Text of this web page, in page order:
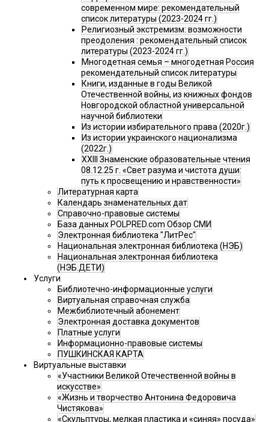
современном мире: рекомендательный
список литературы (2023-2024 гг.)
Религиозный экстремизм: возможности
преодоления : рекомендательный список
литературы (2023-2024 гг.)
Многодетная семья – многодетная Россия
рекомендательный список литературы
Книги, изданные в годы Великой
Отечественной войны, из книжных фондов
Новгородской областной универсальной
научной библиотеки
Из истории избирательного права (2020г.)
Из истории украинского национализма
(2022г.)
XXIII Знаменские образовательные чтения
08.12.25 г. «Свет разума и чистота души:
путь к просвещению и нравственности»
Литературная карта
Календарь знаменательных дат
Справочно-правовые системы
База данных POLPRED.com Обзор СМИ
Электронная библиотека "ЛитРес"
Национальная электронная библиотека (НЭБ)
Национальная электронная библиотека
(НЭБ.ДЕТИ)
Услуги
Библиотечно-информационные услуги
Виртуальная справочная служба
Межбиблиотечный абонемент
Электронная доставка документов
Платные услуги
Информационно-правовые системы
ПУШКИНСКАЯ КАРТА
Виртуальные выставки
«Участники Великой Отечественной войны в
искусстве»
«Жизнь и творчество Антонина Федоровича
Чистякова»
«Скульптуры, мелкая пластика и «синяя» посуда»